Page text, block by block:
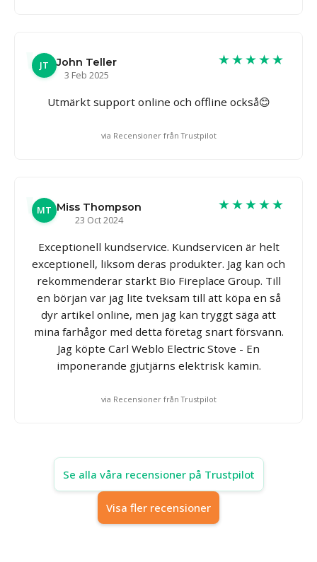
JT
John Teller
3 Feb 2025
★★★★★
Utmärkt support online och offline också😊
via Recensioner från Trustpilot
MT Miss Thompson
23 Oct 2024
★★★★★
Exceptionell kundservice. Kundservicen är helt
exceptionell, liksom deras produkter. Jag kan och
rekommenderar starkt Bio Fireplace Group. Till
en början var jag lite tveksam till att köpa en så
dyr artikel online, men jag kan tryggt säga att
mina farhågor med detta företag snart försvann.
Jag köpte Carl Weblo Electric Stove - En
imponerande gjutjärns elektrisk kamin.
via Recensioner från Trustpilot
Se alla våra recensioner på Trustpilot
Visa fler recensioner